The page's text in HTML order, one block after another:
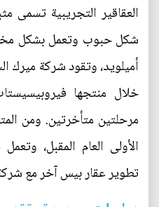
العقاقير التجريبية
شكل حبوب وتعمل بشكل
أميلويد، وتقود شركة ميرك
خلال منتجها
مرحلتين متأخرتين. ومن
الأولى العام المقبل،
تطوير عقار بيس آخر مع